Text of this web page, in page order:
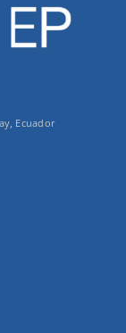
Ecuador